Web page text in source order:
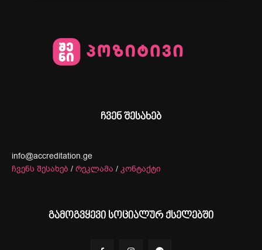
ჩვენ შესახებ
info@accreditation.ge
ჩვენს შესახებ / რეკლამა / კონტაქტი
გამოგვყევი სოციალურ ქსელებში